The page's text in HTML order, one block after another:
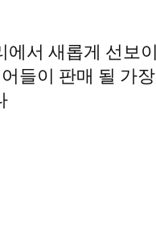
서 새롭게 선보
들이 판매 될 가